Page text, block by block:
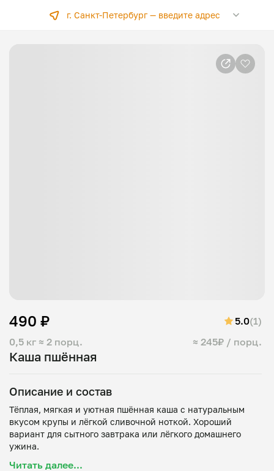
г. Санкт-Петербург —введите адрес
Каша пшённая
0,5 кг ≈ 2 порц. ≈ 245₽ / порц.
490 ₽ 5.0(1)
Описание и состав
Тёплая, мягкая и уютная пшённая каша с натуральным
вкусом крупы и лёгкой сливочной ноткой. Хороший
вариант для сытного завтрака или лёгкого домашнего
Читать далее...